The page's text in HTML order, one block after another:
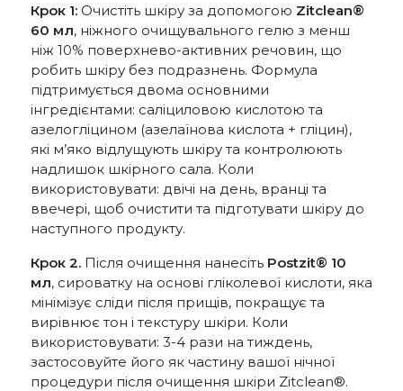
Крок 1: Очистіть шкіру за допомогою Zitclean®
60 мл, ніжного очищувального гелю з менш
ніж 10% поверхнево-активних речовин, що
робить шкіру без подразнень. Формула
підтримується двома основними
інгредієнтами: саліциловою кислотою та
азелогліцином (азелаїнова кислота + гліцин),
які м’яко відлущують шкіру та контролюють
надлишок шкірного сала. Коли
використовувати: двічі на день, вранці та
ввечері, щоб очистити та підготувати шкіру до
наступного продукту.
Крок 2. Після очищення нанесіть Postzit® 10
мл, сироватку на основі гліколевої кислоти, яка
мінімізує сліди після прищів, покращує та
вирівнює тон і текстуру шкіри. Коли
використовувати: 3-4 рази на тиждень,
застосовуйте його як частину вашої нічної
процедури після очищення шкіри Zitclean®.